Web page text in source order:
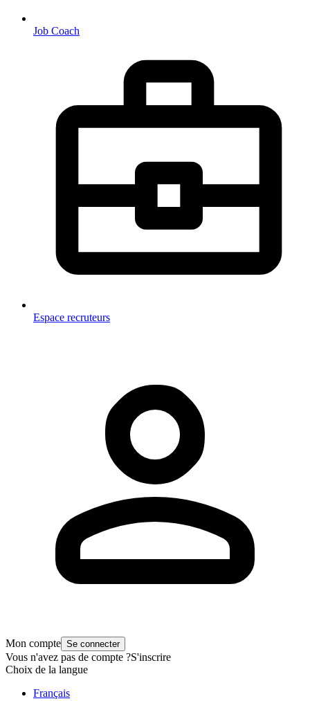
Job Coach
Espace recruteurs
Mon compte Se connecter
Vous n'avez pas de compte ?S'inscrire
Choix de la langue
Français